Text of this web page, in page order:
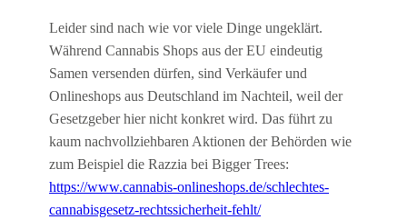
Leider sind nach wie vor viele Dinge ungeklärt.
Während Cannabis Shops aus der EU eindeutig
Samen versenden dürfen, sind Verkäufer und
Onlineshops aus Deutschland im Nachteil, weil der
Gesetzgeber hier nicht konkret wird. Das führt zu
kaum nachvollziehbaren Aktionen der Behörden wie
zum Beispiel die Razzia bei Bigger Trees:
https://www.cannabis-onlineshops.de/schlechtes-
cannabisgesetz-rechtssicherheit-fehlt/